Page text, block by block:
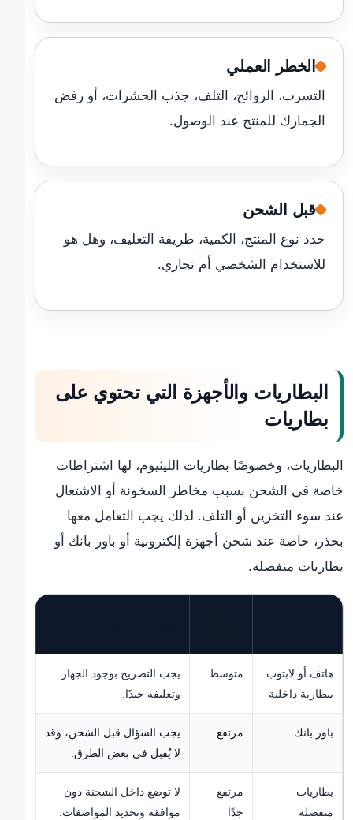
الخطر العملي
التسرب، الروائح، التلف، جذب الحشرات، أو رفض
الجمارك للمنتج عند الوصول.
قبل الشحن
حدد نوع المنتج، الكمية، طريقة التغليف، وهل هو
للاستخدام الشخصي أم تجاري.
البطاريات والأجهزة التي تحتوي على
بطاريات
البطاريات، وخصوصًا بطاريات الليثيوم، لها اشتراطات
خاصة في الشحن بسبب مخاطر السخونة أو الاشتعال
عند سوء التخزين أو التلف. لذلك يجب التعامل معها
بحذر، خاصة عند شحن أجهزة إلكترونية أو باور بانك أو
بطاريات منفصلة.
هاتف أو لابتوب
ببطارية داخلية
متوسط
يجب التصريح بوجود الجهاز
وتغليفه جيدًا.
باور بانك مرتفع
يجب السؤال قبل الشحن، وقد
لا يُقبل في بعض الطرق.
بطاريات
منفصلة
مرتفع
جدًا
لا توضع داخل الشحنة دون
موافقة وتحديد المواصفات.